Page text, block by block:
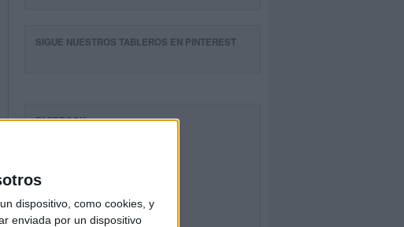
dispositivo, como cookies, y
enviada por un dispositivo
SIGUE NUESTROS TABLEROS EN PINTEREST
FACEBOOK